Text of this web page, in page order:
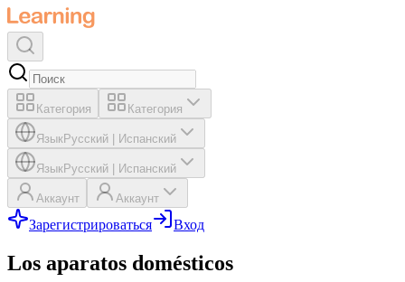
Категория Категория
ЯзыкРусский Испанский
ЯзыкРусский Испанский
Аккаунт Аккаунт
Зарегистрироваться Вход
Los aparatos domésticos